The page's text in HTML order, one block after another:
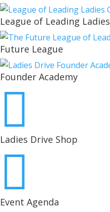
League of Leading Ladies
Future League
Founder Academy

Ladies Drive Shop

Event Agenda